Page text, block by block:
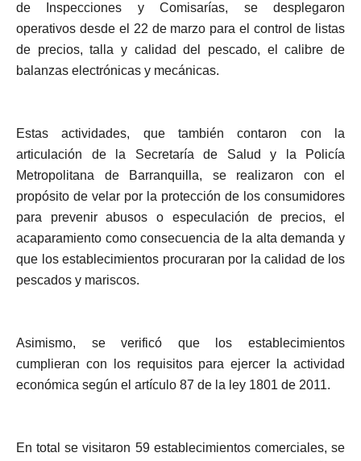
de Inspecciones y Comisarías, se desplegaron
operativos desde el 22 de marzo para el control de listas
de precios, talla y calidad del pescado, el calibre de
balanzas electrónicas y mecánicas.
Estas actividades, que también contaron con la
articulación de la Secretaría de Salud y la Policía
Metropolitana de Barranquilla, se realizaron con el
propósito de velar por la protección de los consumidores
para prevenir abusos o especulación de precios, el
acaparamiento como consecuencia de la alta demanda y
que los establecimientos procuraran por la calidad de los
pescados y mariscos.
Asimismo, se verificó que los establecimientos
cumplieran con los requisitos para ejercer la actividad
económica según el artículo 87 de la ley 1801 de 2011.
En total se visitaron 59 establecimientos comerciales, se